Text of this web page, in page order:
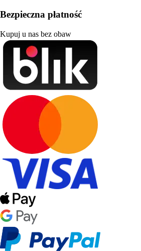
Bezpieczna płatność
Kupuj u nas bez obaw